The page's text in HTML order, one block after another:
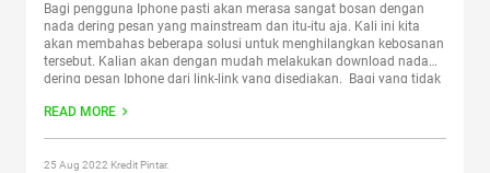
Bagi pengguna Iphone pasti akan merasa sangat bosan dengan
nada dering pesan yang mainstream dan itu-itu aja. Kali ini kita
akan membahas beberapa solusi untuk menghilangkan kebosanan
tersebut. Kalian akan dengan mudah melakukan download nada
dering pesan Iphone dari link-link yang disediakan. Bagi yang tidak
hanya bagiContinue reading
READ MORE
25 Aug 2022 Kredit Pintar.